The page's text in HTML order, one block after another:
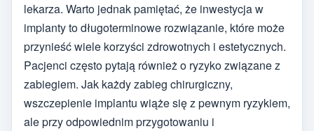
lekarza. Warto jednak pamiętać, że inwestycja w
implanty to długoterminowe rozwiązanie, które może
przynieść wiele korzyści zdrowotnych i estetycznych.
Pacjenci często pytają również o ryzyko związane z
zabiegiem. Jak każdy zabieg chirurgiczny,
wszczepienie implantu wiąże się z pewnym ryzykiem,
ale przy odpowiednim przygotowaniu i